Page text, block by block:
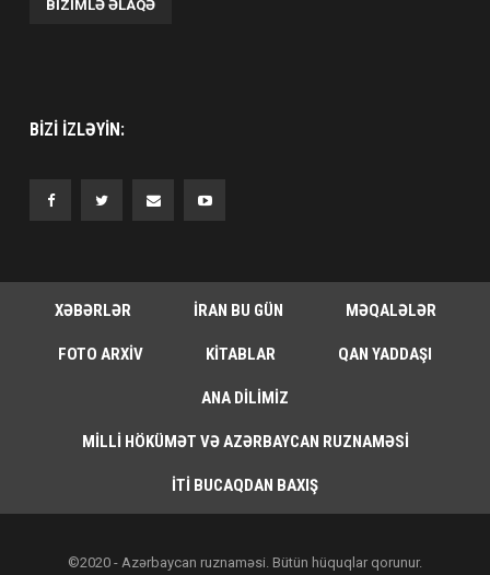
BIZIMLƏ ƏLAQƏ
BIZI IZLƏYIN:
XƏBƏRLƏR İRAN BU GÜN MƏQALƏLƏR
FOTO ARXIV KITABLAR QAN YADDAŞI
ANA DILIMIZ
MILLI HÖKÜMƏT VƏ AZƏRBAYCAN RUZNAMƏSI
İTI BUCAQDAN BAXIŞ
©2020 - Azərbaycan ruznaməsi. Bütün hüquqlar qorunur.